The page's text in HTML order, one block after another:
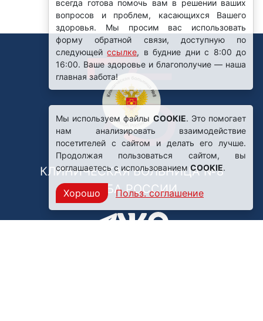
КЛИНИЧЕСКАЯ БОЛЬНИЦА №8
ФМБА РОССИИ
Мы используем файлы COOKIE. Это помогает
нам анализировать взаимодействие
посетителей с сайтом и делать его лучше.
Продолжая пользоваться сайтом, вы
соглашаетесь с использованиемCOOKIE.
Хорошо Польз. соглашение